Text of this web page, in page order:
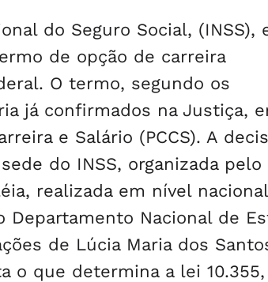
do Seguro Social, (INSS),
de opção de carreira
O termo, segundo os
já confirmados na Justiça,
e Salário (PCCS). A
do INSS, organizada pelo
realizada em nível
Nacional de
de Lúcia Maria dos
o que determina a lei